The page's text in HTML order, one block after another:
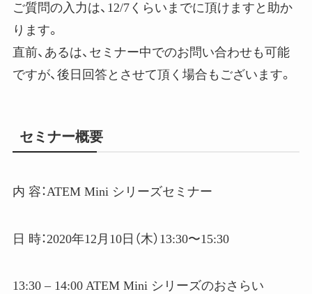
ご質問の入力は、12/7くらいまでに頂けますと助か
ります。
直前、あるは、セミナー中でのお問い合わせも可能
ですが、後日回答とさせて頂く場合もございます。
セミナー概要
内 容：ATEM Mini シリーズセミナー
日 時：2020年12月10日（木）13:30〜15:30
13:30 – 14:00 ATEM Mini シリーズのおさらい